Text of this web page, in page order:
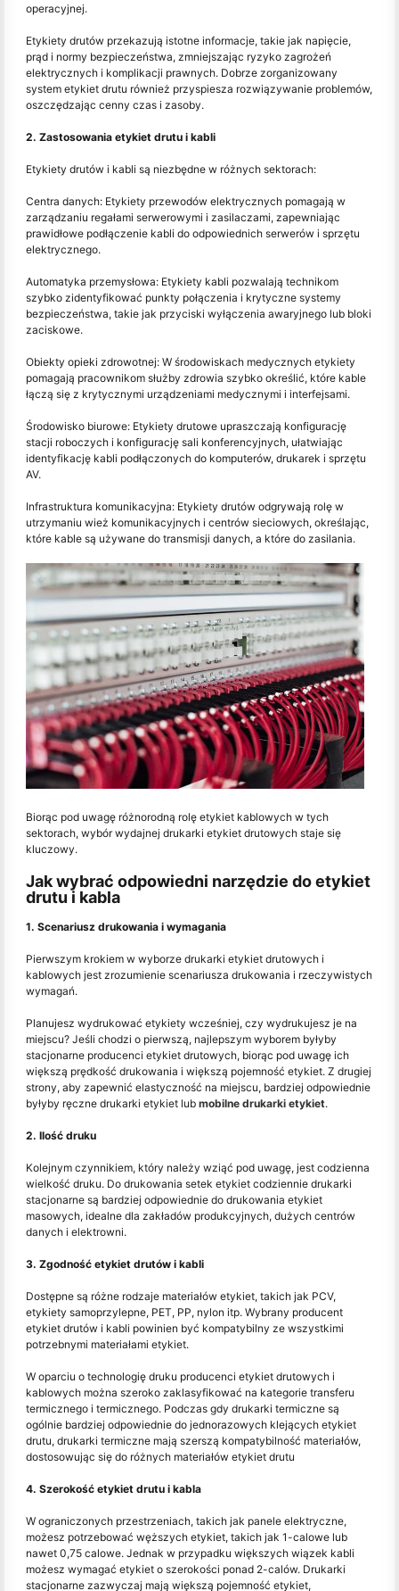
operacyjnej.
Etykiety drutów przekazują istotne informacje, takie jak napięcie,
prąd i normy bezpieczeństwa, zmniejszając ryzyko zagrożeń
elektrycznych i komplikacji prawnych. Dobrze zorganizowany
system etykiet drutu również przyspiesza rozwiązywanie problemów,
oszczędzając cenny czas i zasoby.
2. Zastosowania etykiet drutu i kabli
Etykiety drutów i kabli są niezbędne w różnych sektorach:
Centra danych: Etykiety przewodów elektrycznych pomagają w
zarządzaniu regałami serwerowymi i zasilaczami, zapewniając
prawidłowe podłączenie kabli do odpowiednich serwerów i sprzętu
elektrycznego.
Automatyka przemysłowa: Etykiety kabli pozwalają technikom
szybko zidentyfikować punkty połączenia i krytyczne systemy
bezpieczeństwa, takie jak przyciski wyłączenia awaryjnego lub bloki
zaciskowe.
Obiekty opieki zdrowotnej: W środowiskach medycznych etykiety
pomagają pracownikom służby zdrowia szybko określić, które kable
łączą się z krytycznymi urządzeniami medycznymi i interfejsami.
Środowisko biurowe: Etykiety drutowe upraszczają konfigurację
stacji roboczych i konfigurację sali konferencyjnych, ułatwiając
identyfikację kabli podłączonych do komputerów, drukarek i sprzętu
AV.
Infrastruktura komunikacyjna: Etykiety drutów odgrywają rolę w
utrzymaniu wież komunikacyjnych i centrów sieciowych, określając,
które kable są używane do transmisji danych, a które do zasilania.
Biorąc pod uwagę różnorodną rolę etykiet kablowych w tych
sektorach, wybór wydajnej drukarki etykiet drutowych staje się
kluczowy.
Jak wybrać odpowiedni narzędzie do etykiet
drutu i kabla
1. Scenariusz drukowania i wymagania
Pierwszym krokiem w wyborze drukarki etykiet drutowych i
kablowych jest zrozumienie scenariusza drukowania i rzeczywistych
wymagań.
Planujesz wydrukować etykiety wcześniej, czy wydrukujesz je na
miejscu? Jeśli chodzi o pierwszą, najlepszym wyborem byłyby
stacjonarne producenci etykiet drutowych, biorąc pod uwagę ich
większą prędkość drukowania i większą pojemność etykiet. Z drugiej
strony, aby zapewnić elastyczność na miejscu, bardziej odpowiednie
byłyby ręczne drukarki etykiet lub mobilne drukarki etykiet.
2. Ilość druku
Kolejnym czynnikiem, który należy wziąć pod uwagę, jest codzienna
wielkość druku. Do drukowania setek etykiet codziennie drukarki
stacjonarne są bardziej odpowiednie do drukowania etykiet
masowych, idealne dla zakładów produkcyjnych, dużych centrów
danych i elektrowni.
3. Zgodność etykiet drutów i kabli
Dostępne są różne rodzaje materiałów etykiet, takich jak PCV,
etykiety samoprzylepne, PET, PP, nylon itp. Wybrany producent
etykiet drutów i kabli powinien być kompatybilny ze wszystkimi
potrzebnymi materiałami etykiet.
W oparciu o technologię druku producenci etykiet drutowych i
kablowych można szeroko zaklasyfikować na kategorie transferu
termicznego i termicznego. Podczas gdy drukarki termiczne są
ogólnie bardziej odpowiednie do jednorazowych klejących etykiet
drutu, drukarki termiczne mają szerszą kompatybilność materiałów,
dostosowując się do różnych materiałów etykiet drutu
4. Szerokość etykiet drutu i kabla
W ograniczonych przestrzeniach, takich jak panele elektryczne,
możesz potrzebować węższych etykiet, takich jak 1-calowe lub
nawet 0,75 calowe. Jednak w przypadku większych wiązek kabli
możesz wymagać etykiet o szerokości ponad 2-calów. Drukarki
stacjonarne zazwyczaj mają większą pojemność etykiet,